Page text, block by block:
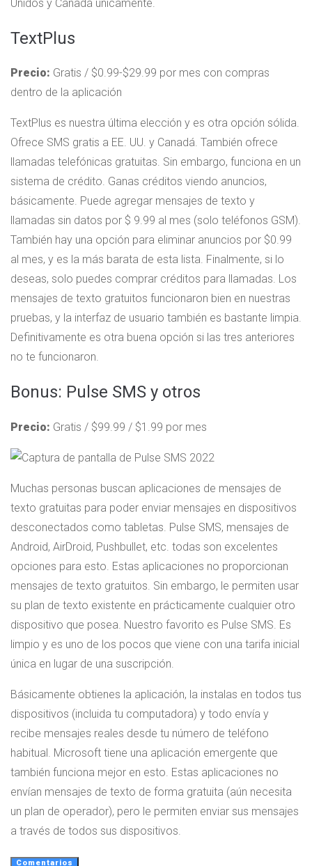
Unidos y Canadá únicamente.
TextPlus
Precio: Gratis / $0.99-$29.99 por mes con compras
dentro de la aplicación
TextPlus es nuestra última elección y es otra opción sólida.
Ofrece SMS gratis a EE. UU. y Canadá. También ofrece
llamadas telefónicas gratuitas. Sin embargo, funciona en un
sistema de crédito. Ganas créditos viendo anuncios,
básicamente. Puede agregar mensajes de texto y
llamadas sin datos por $ 9.99 al mes (solo teléfonos GSM).
También hay una opción para eliminar anuncios por $0.99
al mes, y es la más barata de esta lista. Finalmente, si lo
deseas, solo puedes comprar créditos para llamadas. Los
mensajes de texto gratuitos funcionaron bien en nuestras
pruebas, y la interfaz de usuario también es bastante limpia.
Definitivamente es otra buena opción si las tres anteriores
no te funcionaron.
Bonus: Pulse SMS y otros
Precio: Gratis / $99.99 / $1.99 por mes
Muchas personas buscan aplicaciones de mensajes de
texto gratuitas para poder enviar mensajes en dispositivos
desconectados como tabletas. Pulse SMS, mensajes de
Android, AirDroid, Pushbullet, etc. todas son excelentes
opciones para esto. Estas aplicaciones no proporcionan
mensajes de texto gratuitos. Sin embargo, le permiten usar
su plan de texto existente en prácticamente cualquier otro
dispositivo que posea. Nuestro favorito es Pulse SMS. Es
limpio y es uno de los pocos que viene con una tarifa inicial
única en lugar de una suscripción.
Básicamente obtienes la aplicación, la instalas en todos tus
dispositivos (incluida tu computadora) y todo envía y
recibe mensajes reales desde tu número de teléfono
habitual. Microsoft tiene una aplicación emergente que
también funciona mejor en esto. Estas aplicaciones no
envían mensajes de texto de forma gratuita (aún necesita
un plan de operador), pero le permiten enviar sus mensajes
a través de todos sus dispositivos.
Comentarios